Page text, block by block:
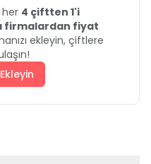
4 çiftten 1'i
firmalardan fiyat
ekleyin, çiftlere